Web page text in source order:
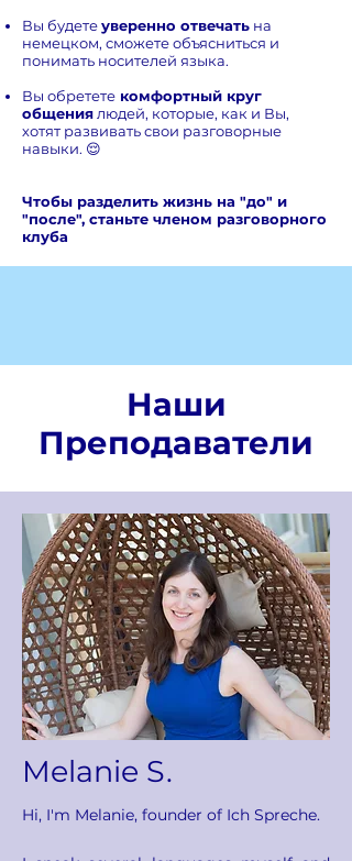
Вы будетеуверенно отвечать на
немецком, сможете объясниться и
понимать носителей языка.
Вы обретете комфортный круг
общения людей, которые, как и Вы,
хотят развивать свои разговорные
навыки. 😌
Чтобы разделить жизнь на "до" и
"после", станьте членом разговорного
клуба
Наши
Преподаватели
Melanie S.
Hi, I'm Melanie, founder of Ich Spreche.